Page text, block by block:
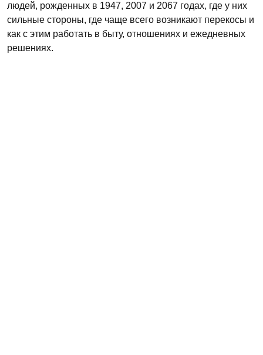
людей, рожденных в 1947, 2007 и 2067 годах, где у них
сильные стороны, где чаще всего возникают перекосы и
как с этим работать в быту, отношениях и ежедневных
решениях.